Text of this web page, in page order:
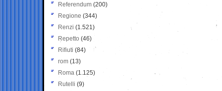
Referendum (200)
Regione (344)
Renzi (1.521)
Repetto (46)
Rifiuti (84)
rom (13)
Roma (1.125)
Rutelli (9)